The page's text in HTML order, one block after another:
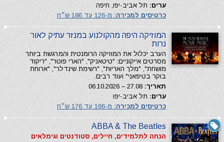
ערים: תל אביב-יפו, חיפה
כרטיסים למכירה: מ-126 עד 186 ש״ח
המוזיקה היפה מהקולנוע במנזר עתיק לאור
נרות
הערב יכלול את המוזיקה הרומנטית והמרגשת ביותר
מסרטים אייקוניים: "טיטאניק", "הארי פוטר", "ריקוד
מושחת", "מלך האריות", "רשימת שינדלר", "ארוחת
בוקר בטיפאני" ועוד רבים.
תאריך:
ערים: תל אביב-יפו
כרטיסים למכירה: מ-166 עד 176 ש״ח
ABBA & The Beatles
הנחה לתלמידים, חיילים, סטודנטים וגימלאים